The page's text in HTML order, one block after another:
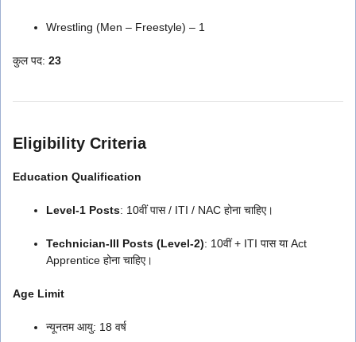
Wrestling (Men – Freestyle) – 1
कुल पद: 23
Eligibility Criteria
Education Qualification
Level-1 Posts: 10वीं पास / ITI / NAC होना चाहिए।
Technician-III Posts (Level-2): 10वीं + ITI पास या Act
Apprentice होना चाहिए।
Age Limit
न्यूनतम आयु: 18 वर्ष